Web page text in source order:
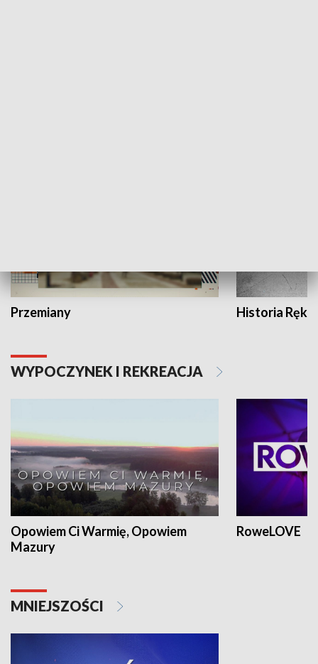
Przemiany Historia Ręką
WYPOCZYNEK I REKREACJA
Opowiem Ci Warmię, Opowiem
Mazury
RoweLOVE
MNIEJSZOŚCI